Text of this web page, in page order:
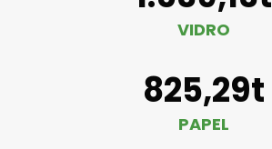
VIDRO
825,29t
PAPEL